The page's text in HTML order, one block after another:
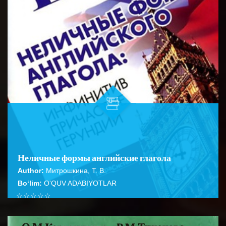
Неличные формы английские глагола
Author: Митрошкина, Т. В.
Bo‘lim: O'QUV ADABIYOTLAR
☆
☆
☆
☆
☆
Справочник содержит подробное описание правил